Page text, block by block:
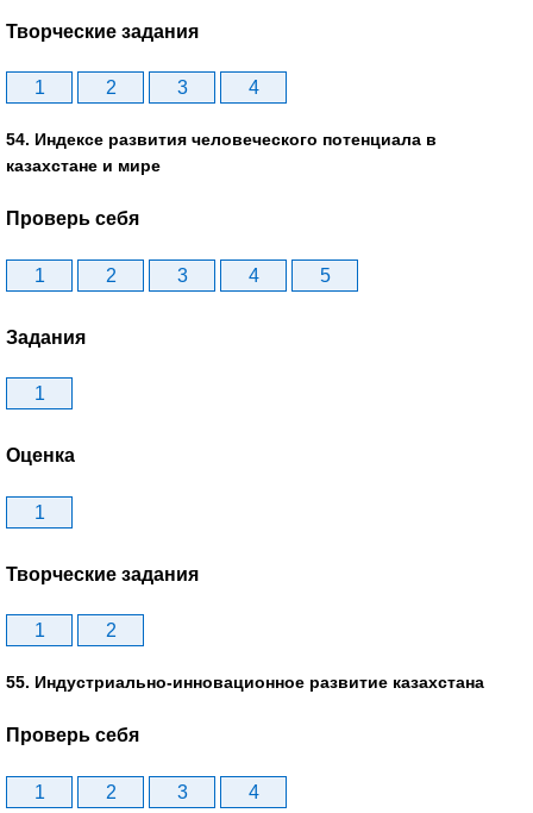
Творческие задания
1 2 3 4
54. Индексе развития человеческого потенциала в
казахстане и мире
Проверь себя
1 2 3 4 5
Задания
1
Оценка
1
Творческие задания
1 2
55. Индустриально-инновационное развитие казахстана
Проверь себя
1 2 3 4